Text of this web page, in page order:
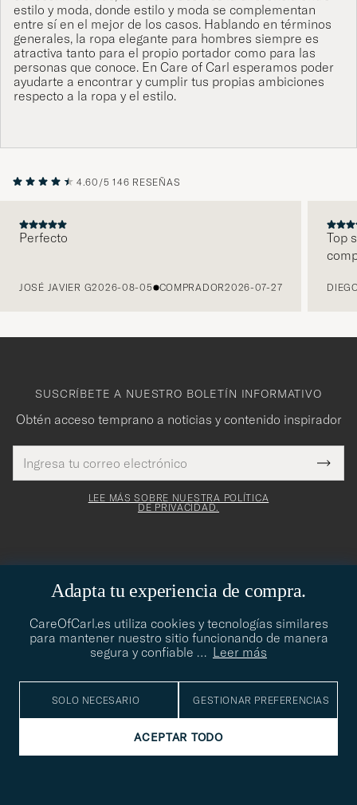
estilo y moda, donde estilo y moda se complementan
entre sí en el mejor de los casos. Hablando en términos
generales, la ropa elegante para hombres siempre es
atractiva tanto para el propio portador como para las
personas que conoce. En Care of Carl esperamos poder
ayudarte a encontrar y cumplir tus propias ambiciones
respecto a la ropa y el estilo.
4.60/5 146 RESEÑAS
Perfecto
JOSÉ JAVIER G2026-08-05 COMPRADOR2026-07-27
Top
Adapta tu experiencia de compra.
CareOfCarl.es utiliza cookies y tecnologías similares
para mantener nuestro sitio funcionando de manera
segura y confiable … Leer más
SOLO NECESARIO GESTIONAR PREFERENCIAS
ACEPTAR TODO
SUSCRÍBETE A NUESTRO BOLETÍN INFORMATIVO
Obtén acceso temprano a noticias y contenido inspirador
de
correo
Este
es
¡Gracias
por
suscribirteLEE MÁS SOBRE NUESTRA POLÍTICA
DE PRIVACIDAD.
CARE OF CARL
ASESORAMIENTO AL CLIENTE